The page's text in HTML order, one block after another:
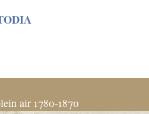
"var_mode" in
air 1780-1870